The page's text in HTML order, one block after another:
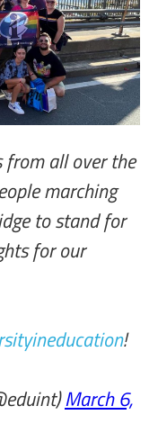
from all over the
marching
to stand for
for our
!
March 6,